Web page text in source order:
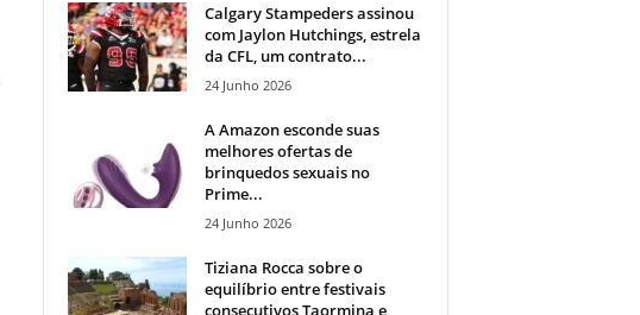
Calgary Stampeders assinou
com Jaylon Hutchings, estrela
da CFL, um contrato...
24 Junho 2026
A Amazon esconde suas
melhores ofertas de
brinquedos sexuais no
Prime...
24 Junho 2026
Tiziana Rocca sobre o
equilíbrio entre festivais
consecutivos Taormina e